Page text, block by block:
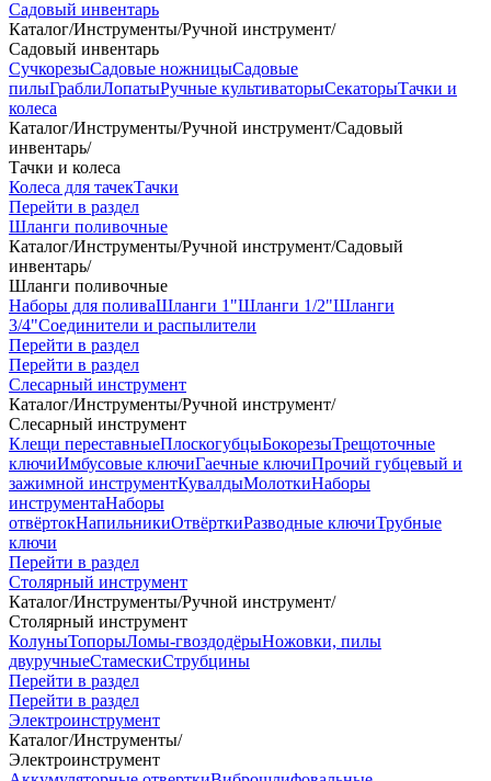
Садовый инвентарь
Каталог/Инструменты/Ручной инструмент/
Садовый инвентарь
СучкорезыСадовые ножницыСадовые
пилыГраблиЛопатыРучные культиваторыСекаторыТачки и
колеса
Каталог/Инструменты/Ручной инструмент/Садовый
инвентарь/
Тачки и колеса
Колеса для тачекТачки
Перейти в раздел
Шланги поливочные
Каталог/Инструменты/Ручной инструмент/Садовый
инвентарь/
Шланги поливочные
Наборы для поливаШланги 1"Шланги 1/2"Шланги
3/4"Соединители и распылители
Перейти в раздел
Перейти в раздел
Слесарный инструмент
Каталог/Инструменты/Ручной инструмент/
Слесарный инструмент
Клещи переставныеПлоскогубцыБокорезыТрещоточные
ключиИмбусовые ключиГаечные ключиПрочий губцевый и
зажимной инструментКувалдыМолоткиНаборы
инструментаНаборы
отвёртокНапильникиОтвёрткиРазводные ключиТрубные
ключи
Перейти в раздел
Столярный инструмент
Каталог/Инструменты/Ручной инструмент/
Столярный инструмент
КолуныТопорыЛомы-гвоздодёрыНожовки, пилы
двуручныеСтамескиСтрубцины
Перейти в раздел
Перейти в раздел
Электроинструмент
Каталог/Инструменты/
Электроинструмент